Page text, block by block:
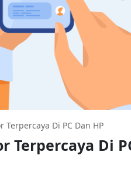
Terpercaya Di PC Dan HP
Terpercaya Di